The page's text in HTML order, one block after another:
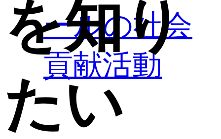
ールの社会
貢献活動
を知り
たい